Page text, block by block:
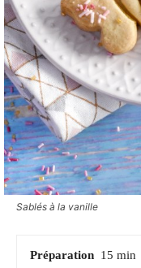
Sablés à la vanille
Préparation 15 min